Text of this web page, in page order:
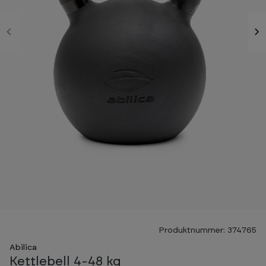
Produktnummer: 374765
Abilica
Kettlebell 4-48 kg